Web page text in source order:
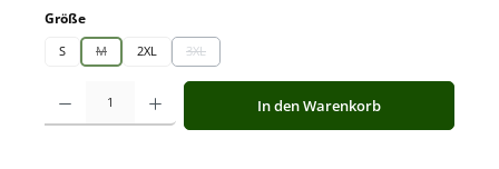
Größeauswählen
S M
(Diese Option ist zurzeit nicht verfügbar.)
2XL 3XL
(Diese Option ist zurzeit nicht verfügbar.)
Produkt Anzahl: Gib den gewünschten Wert ein oder benutze die
In den Warenkorb